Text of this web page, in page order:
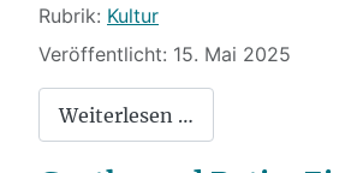
Rubrik: Kultur
Veröffentlicht: 15. Mai 2025
Weiterlesen …